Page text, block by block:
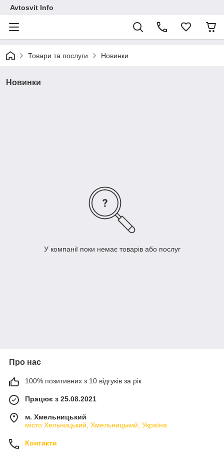
Avtosvit Info
Товари та послуги Новинки
Новинки
У компанії поки немає товарів або послуг
Про нас
100% позитивних з 10 відгуків за рік
Працює з 25.08.2021
м. Хмельницький
місто Хельницький, Хмельницький, Україна
Контакти